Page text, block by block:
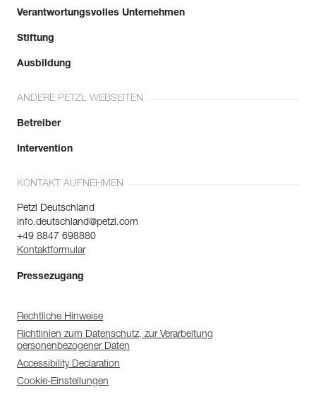
Verantwortungsvolles Unternehmen
Stiftung
Ausbildung
ANDERE PETZL WEBSEITEN
Betreiber
Intervention
KONTAKT AUFNEHMEN
Petzl Deutschland
info.deutschland@petzl.com
+49 8847 698880
Kontaktformular
Pressezugang
Rechtliche Hinweise
Richtlinien zum Datenschutz, zur Verarbeitung
personenbezogener Daten
Accessibility Declaration
Cookie-Einstellungen